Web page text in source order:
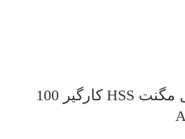
گردبر مخصوص دریل مگنت HSS کارگیر 100